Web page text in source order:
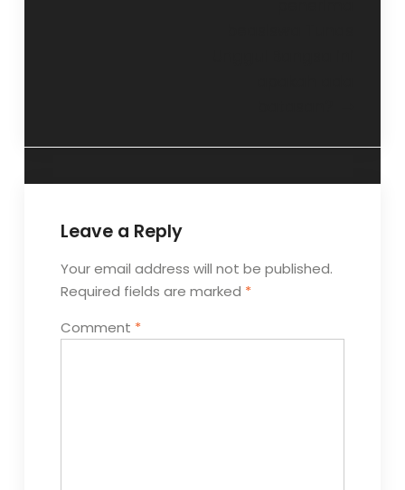
Leave a Reply
Your email address will not be published.
Required fields are marked *
Comment *